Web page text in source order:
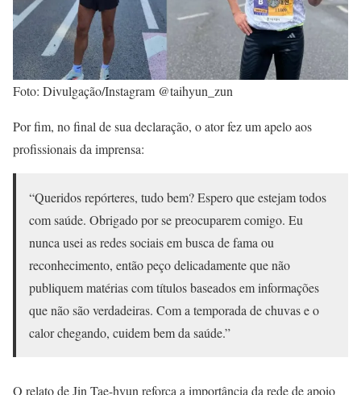
Foto: Divulgação/Instagram @taihyun_zun
Por fim, no final de sua declaração, o ator fez um apelo aos
profissionais da imprensa:
“Queridos repórteres, tudo bem? Espero que estejam todos
com saúde. Obrigado por se preocuparem comigo. Eu
nunca usei as redes sociais em busca de fama ou
reconhecimento, então peço delicadamente que não
publiquem matérias com títulos baseados em informações
que não são verdadeiras. Com a temporada de chuvas e o
calor chegando, cuidem bem da saúde.”
O relato de Jin Tae-hyun reforça a importância da rede de apoio